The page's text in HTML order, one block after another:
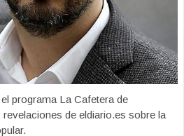
programa La Cafetera de
de eldiario.es sobre la